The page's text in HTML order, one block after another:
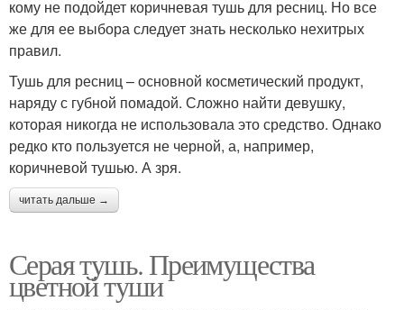
кому не подойдет коричневая тушь для ресниц. Но все
же для ее выбора следует знать несколько нехитрых
правил.
Тушь для ресниц – основной косметический продукт,
наряду с губной помадой. Сложно найти девушку,
которая никогда не использовала это средство. Однако
редко кто пользуется не черной, а, например,
коричневой тушью. А зря.
читать дальше →
Серая тушь. Преимущества
цветной туши